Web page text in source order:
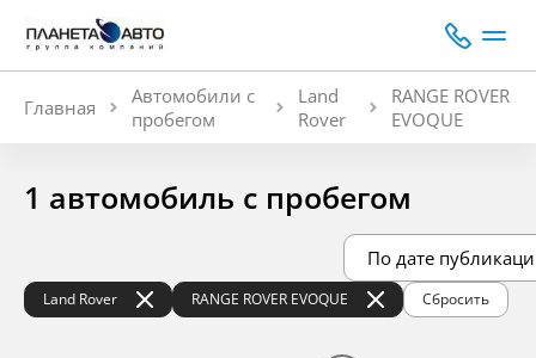
Главная
Автомобили с
пробегом
Land
Rover
RANGE ROVER
EVOQUE
1 автомобиль с пробегом
Land Rover RANGE ROVER EVOQUE Сбросить
По дате